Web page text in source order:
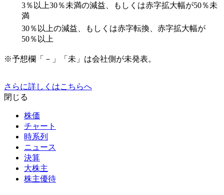
3％以上30％未満の減益、もしくは赤字拡大幅が50％未
満
30％以上の減益、もしくは赤字転換、赤字拡大幅が
50％以上
※予想欄「－」「未」は会社側が未発表。
さらに詳しくはこちらへ
閉じる
株価
チャート
時系列
ニュース
決算
大株主
株主優待